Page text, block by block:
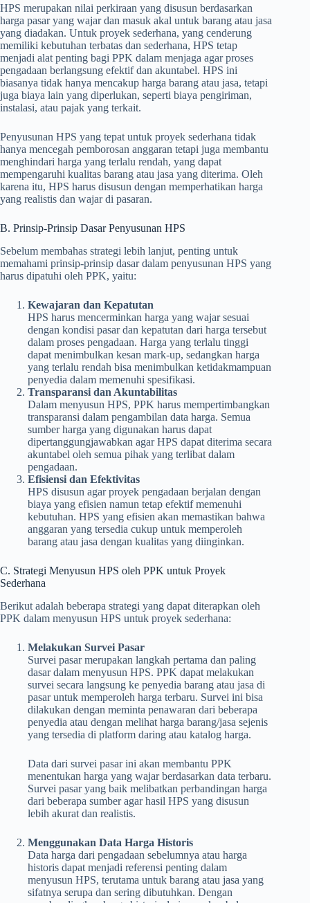
HPS merupakan nilai perkiraan yang disusun berdasarkan
harga pasar yang wajar dan masuk akal untuk barang atau jasa
yang diadakan. Untuk proyek sederhana, yang cenderung
memiliki kebutuhan terbatas dan sederhana, HPS tetap
menjadi alat penting bagi PPK dalam menjaga agar proses
pengadaan berlangsung efektif dan akuntabel. HPS ini
biasanya tidak hanya mencakup harga barang atau jasa, tetapi
juga biaya lain yang diperlukan, seperti biaya pengiriman,
instalasi, atau pajak yang terkait.
Penyusunan HPS yang tepat untuk proyek sederhana tidak
hanya mencegah pemborosan anggaran tetapi juga membantu
menghindari harga yang terlalu rendah, yang dapat
mempengaruhi kualitas barang atau jasa yang diterima. Oleh
karena itu, HPS harus disusun dengan memperhatikan harga
yang realistis dan wajar di pasaran.
B. Prinsip-Prinsip Dasar Penyusunan HPS
Sebelum membahas strategi lebih lanjut, penting untuk
memahami prinsip-prinsip dasar dalam penyusunan HPS yang
harus dipatuhi oleh PPK, yaitu:
Kewajaran dan Kepatutan
HPS harus mencerminkan harga yang wajar sesuai
dengan kondisi pasar dan kepatutan dari harga tersebut
dalam proses pengadaan. Harga yang terlalu tinggi
dapat menimbulkan kesan mark-up, sedangkan harga
yang terlalu rendah bisa menimbulkan ketidakmampuan
penyedia dalam memenuhi spesifikasi.
Transparansi dan Akuntabilitas
Dalam menyusun HPS, PPK harus mempertimbangkan
transparansi dalam pengambilan data harga. Semua
sumber harga yang digunakan harus dapat
dipertanggungjawabkan agar HPS dapat diterima secara
akuntabel oleh semua pihak yang terlibat dalam
pengadaan.
Efisiensi dan Efektivitas
HPS disusun agar proyek pengadaan berjalan dengan
biaya yang efisien namun tetap efektif memenuhi
kebutuhan. HPS yang efisien akan memastikan bahwa
anggaran yang tersedia cukup untuk memperoleh
barang atau jasa dengan kualitas yang diinginkan.
C. Strategi Menyusun HPS oleh PPK untuk Proyek
Sederhana
Berikut adalah beberapa strategi yang dapat diterapkan oleh
PPK dalam menyusun HPS untuk proyek sederhana:
Melakukan Survei Pasar
Survei pasar merupakan langkah pertama dan paling
dasar dalam menyusun HPS. PPK dapat melakukan
survei secara langsung ke penyedia barang atau jasa di
pasar untuk memperoleh harga terbaru. Survei ini bisa
dilakukan dengan meminta penawaran dari beberapa
penyedia atau dengan melihat harga barang/jasa sejenis
yang tersedia di platform daring atau katalog harga.
Data dari survei pasar ini akan membantu PPK
menentukan harga yang wajar berdasarkan data terbaru.
Survei pasar yang baik melibatkan perbandingan harga
dari beberapa sumber agar hasil HPS yang disusun
lebih akurat dan realistis.
Menggunakan Data Harga Historis
Data harga dari pengadaan sebelumnya atau harga
historis dapat menjadi referensi penting dalam
menyusun HPS, terutama untuk barang atau jasa yang
sifatnya serupa dan sering dibutuhkan. Dengan